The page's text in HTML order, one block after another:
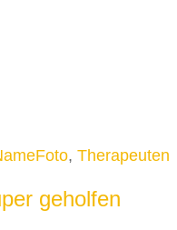
, Therapeuten
geholfen